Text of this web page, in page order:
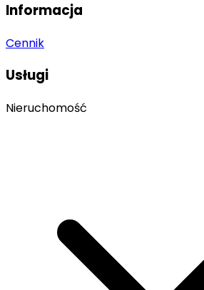
Informacja
Cennik
Usługi
Nieruchomość